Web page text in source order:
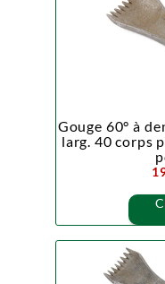
Gouge 60° à
larg. 40 corps